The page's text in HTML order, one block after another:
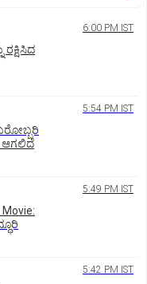
6:00 PM IST
ರಕ್ಷಿಸಿದ
5:54 PM IST
ಆಗಲಿದೆ
5:49 PM IST
5:42 PM IST